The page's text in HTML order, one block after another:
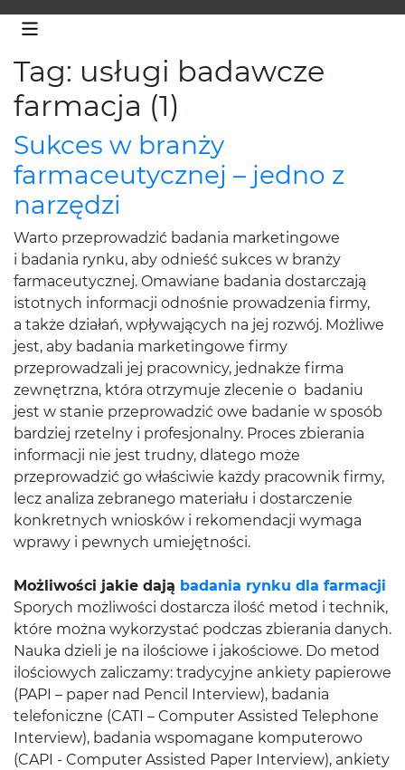
Tag: usługi badawcze
farmacja (1)
Sukces w branży
farmaceutycznej – jedno z
narzędzi
Warto przeprowadzić badania marketingowe
i badania rynku, aby odnieść sukces w branży
farmaceutycznej. Omawiane badania dostarczają
istotnych informacji odnośnie prowadzenia firmy,
a także działań, wpływających na jej rozwój. Możliwe
jest, aby badania marketingowe firmy
przeprowadzali jej pracownicy, jednakże firma
zewnętrzna, która otrzymuje zlecenie o badaniu
jest w stanie przeprowadzić owe badanie w sposób
bardziej rzetelny i profesjonalny. Proces zbierania
informacji nie jest trudny, dlatego może
przeprowadzić go właściwie każdy pracownik firmy,
lecz analiza zebranego materiału i dostarczenie
konkretnych wniosków i rekomendacji wymaga
wprawy i pewnych umiejętności.
Możliwości jakie dają badania rynku dla farmacji
Sporych możliwości dostarcza ilość metod i technik,
które można wykorzystać podczas zbierania danych.
Nauka dzieli je na ilościowe i jakościowe. Do metod
ilościowych zaliczamy: tradycyjne ankiety papierowe
(PAPI – paper nad Pencil Interview), badania
telefoniczne (CATI – Computer Assisted Telephone
Interview), badania wspomagane komputerowo
(CAPI - Computer Assisted Paper Interview), ankiety